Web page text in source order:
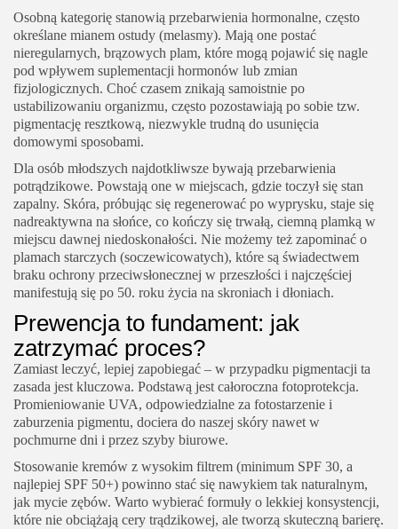
Osobną kategorię stanowią przebarwienia hormonalne, często
określane mianem ostudy (melasmy). Mają one postać
nieregularnych, brązowych plam, które mogą pojawić się nagle
pod wpływem suplementacji hormonów lub zmian
fizjologicznych. Choć czasem znikają samoistnie po
ustabilizowaniu organizmu, często pozostawiają po sobie tzw.
pigmentację resztkową, niezwykle trudną do usunięcia
domowymi sposobami.
Dla osób młodszych najdotkliwsze bywają przebarwienia
potrądzikowe. Powstają one w miejscach, gdzie toczył się stan
zapalny. Skóra, próbując się regenerować po wyprysku, staje się
nadreaktywna na słońce, co kończy się trwałą, ciemną plamką w
miejscu dawnej niedoskonałości. Nie możemy też zapominać o
plamach starczych (soczewicowatych), które są świadectwem
braku ochrony przeciwsłonecznej w przeszłości i najczęściej
manifestują się po 50. roku życia na skroniach i dłoniach.
Prewencja to fundament: jak
zatrzymać proces?
Zamiast leczyć, lepiej zapobiegać – w przypadku pigmentacji ta
zasada jest kluczowa. Podstawą jest całoroczna fotoprotekcja.
Promieniowanie UVA, odpowiedzialne za fotostarzenie i
zaburzenia pigmentu, dociera do naszej skóry nawet w
pochmurne dni i przez szyby biurowe.
Stosowanie kremów z wysokim filtrem (minimum SPF 30, a
najlepiej SPF 50+) powinno stać się nawykiem tak naturalnym,
jak mycie zębów. Warto wybierać formuły o lekkiej konsystencji,
które nie obciążają cery trądzikowej, ale tworzą skuteczną barierę.